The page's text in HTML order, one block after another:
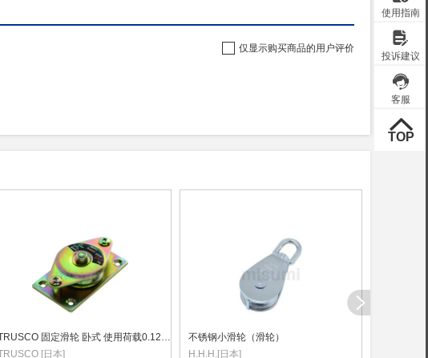
仅显示购买商品的用户评价
TRUSCO 固定滑轮 卧式 使用荷载0.125t 1个
[日本]
不锈钢小滑轮（滑轮）
H.H.H.[日本]